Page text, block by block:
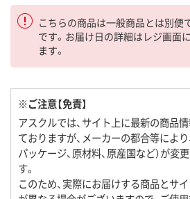
こちらの商品は一般商品とは別便
です。お届け日の詳細はレジ画面
ます。
※ご注意【免責】
アスクルでは、サイト上に最新の商品
ておりますが、メーカーの都合等により
パッケージ、原材料、原産国など）が変
す。
このため、実際にお届けする商品とサ